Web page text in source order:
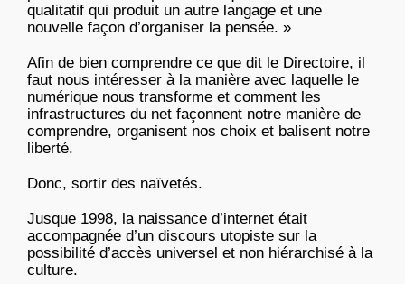
qualitatif qui produit un autre langage et une
nouvelle façon d’organiser la pensée. »
Afin de bien comprendre ce que dit le Directoire, il
faut nous intéresser à la manière avec laquelle le
numérique nous transforme et comment les
infrastructures du net façonnent notre manière de
comprendre, organisent nos choix et balisent notre
liberté.
Donc, sortir des naïvetés.
Jusque 1998, la naissance d’internet était
accompagnée d’un discours utopiste sur la
possibilité d’accès universel et non hiérarchisé à la
culture.